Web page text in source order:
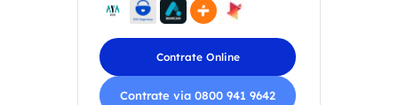
Contrate Online
Contrate via 0800 941 9642